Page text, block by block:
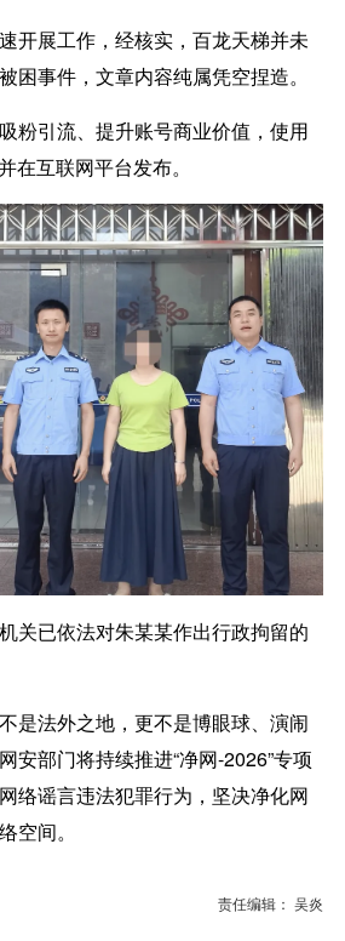
展工作，经核实，百龙天梯并未
困事件，文章内容纯属凭空捏造。
引流、提升账号商业价值，使用
在互联网平台发布。
关已依法对朱某某作出行政拘留的
法外之地，更不是博眼球、演闹
安部门将持续推进“净网-2026”专项
络谣言违法犯罪行为，坚决净化网
空间。
责任编辑： 吴炎